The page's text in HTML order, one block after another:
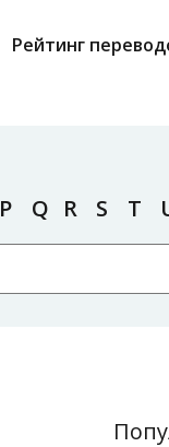
Рейтинг
P Q R S T